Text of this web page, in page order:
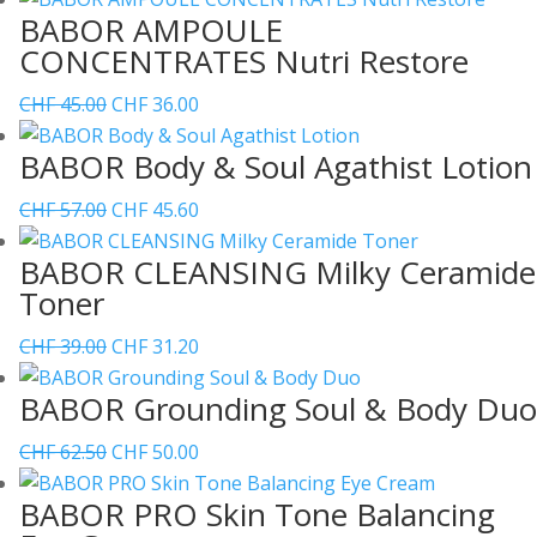
war:
CHF 62.50
ist:
CHF 50.00.
BABOR AMPOULE
CONCENTRATES Nutri Restore
CHF45.00Ursprünglicher
Preis
war:
CHF 45.00
CHF36.00
Preis
ist:
BABOR Body & Soul Agathist Lotion
CHF57.00Ursprünglicher
Preis
war:
CHF 45.60
Preis
ist:
BABOR CLEANSING Milky Ceramide
Toner
CHF39.00Ursprünglicher
Preis
war:
CHF 39.00
CHF31.20
Preis
ist:
BABOR Grounding Soul & Body Duo
CHF62.50Ursprünglicher
Preis
war:
CHF50.00
Preis
ist:
BABOR PRO Skin Tone Balancing